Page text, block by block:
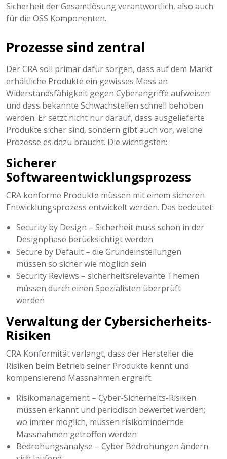
Sicherheit der Gesamtlösung verantwortlich, also auch
für die OSS Komponenten.
Prozesse sind zentral
Der CRA soll primär dafür sorgen, dass auf dem Markt
erhältliche Produkte ein gewisses Mass an
Widerstandsfähigkeit gegen Cyberangriffe aufweisen
und dass bekannte Schwachstellen schnell behoben
werden. Er setzt nicht nur darauf, dass ausgelieferte
Produkte sicher sind, sondern gibt auch vor, welche
Prozesse es dazu braucht. Die wichtigsten:
Sicherer
Softwareentwicklungsprozess
CRA konforme Produkte müssen mit einem sicheren
Entwicklungsprozess entwickelt werden. Das bedeutet:
Security by Design – Sicherheit muss schon in der
Designphase berücksichtigt werden
Secure by Default – die Grundeinstellungen
müssen so sicher wie möglich sein
Security Reviews – sicherheitsrelevante Themen
müssen durch einen Spezialisten überprüft
werden
Verwaltung der Cybersicherheits-
Risiken
CRA Konformität verlangt, dass der Hersteller die
Risiken beim Betrieb seiner Produkte kennt und
kompensierend Massnahmen ergreift.
Risikomanagement – Cyber-Sicherheits-Risiken
müssen erkannt und periodisch bewertet werden;
wo immer möglich, müssen risikomindernde
Massnahmen getroffen werden
Bedrohungsanalyse – Cyber Bedrohungen ändern